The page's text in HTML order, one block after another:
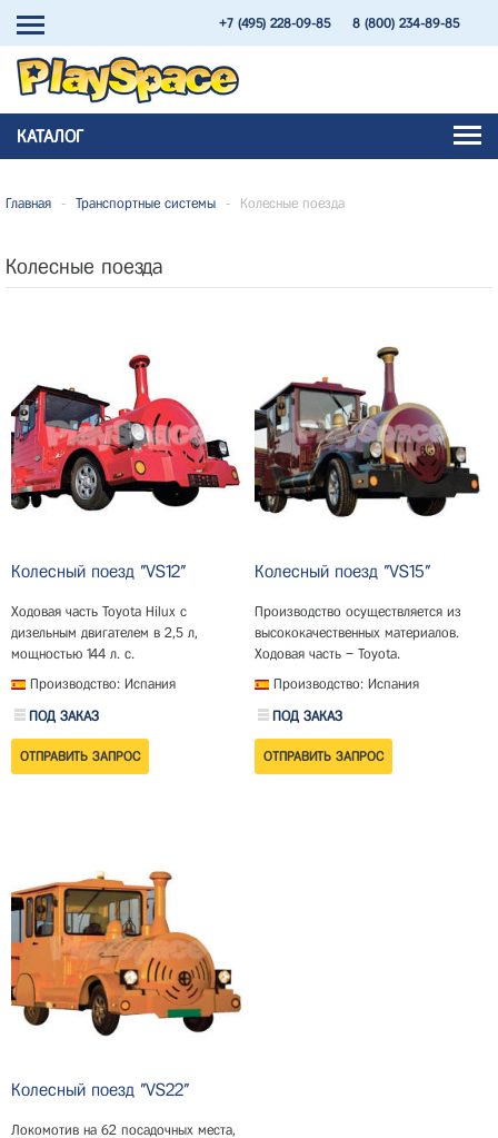
+7 (495) 228-09-85 8 (800) 234-89-85
КАТАЛОГ
Главная - Транспортные системы - Колесные поезда
Колесные поезда
Колесный поезд "VS12"
Ходовая часть Toyota Hilux с
дизельным двигателем в 2,5 л,
мощностью 144 л. с.
Производство: Испания
ПОД ЗАКАЗ
Колесный поезд "VS15"
Производство осуществляется из
высококачественных материалов.
Ходовая часть – Toyota.
Производство: Испания
ПОД ЗАКАЗ
Колесный поезд "VS22"
Локомотив на 62 посадочных места,